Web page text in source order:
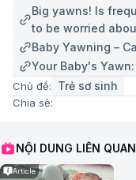
Big yawns! Is
to be worried
Baby Yawning –
Your Baby's
Chủ đề: Trẻ sơ sinh
Chia sẻ:
NỘI DUNG LIÊN QUAN
Article